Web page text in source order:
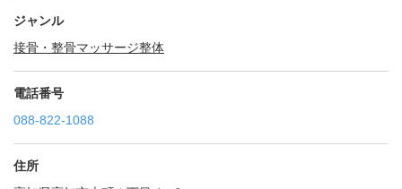
ジャンル
接骨・整骨マッサージ整体
電話番号
088-822-1088
住所